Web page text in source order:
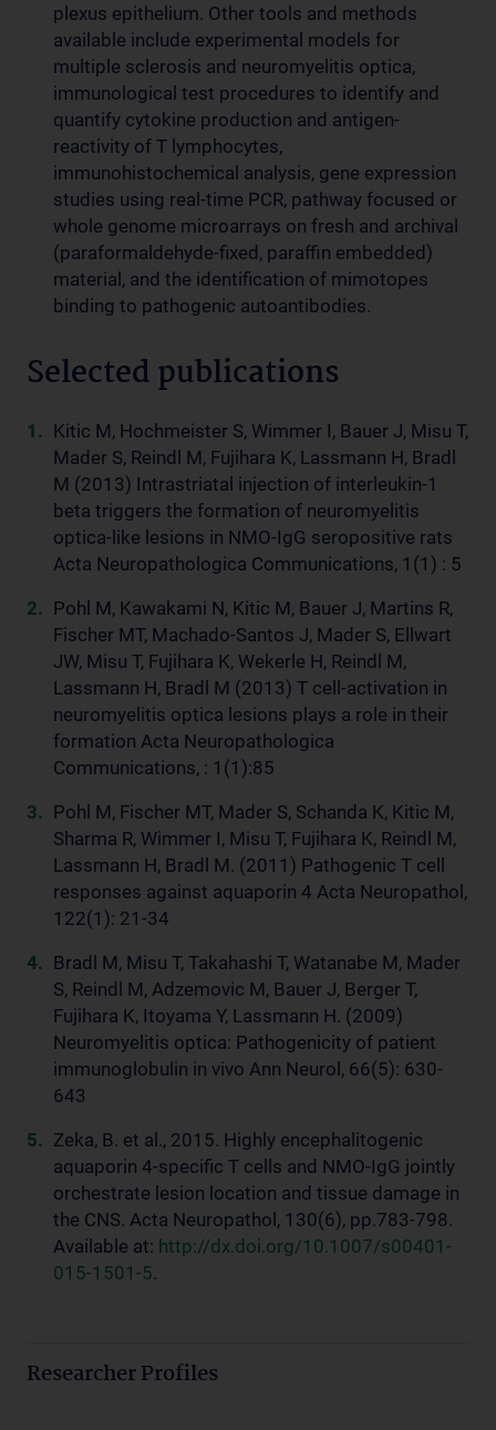
plexus epithelium. Other tools and methods
available include experimental models for
multiple sclerosis and neuromyelitis optica,
immunological test procedures to identify and
quantify cytokine production and antigen-
reactivity of T lymphocytes,
immunohistochemical analysis, gene expression
studies using real-time PCR, pathway focused or
whole genome microarrays on fresh and archival
(paraformaldehyde-fixed, paraffin embedded)
material, and the identification of mimotopes
binding to pathogenic autoantibodies.
Selected publications
Kitic M, Hochmeister S, Wimmer I, Bauer J, Misu T,
Mader S, Reindl M, Fujihara K, Lassmann H, Bradl
M (2013) Intrastriatal injection of interleukin-1
beta triggers the formation of neuromyelitis
optica-like lesions in NMO-IgG seropositive rats
Acta Neuropathologica Communications, 1(1) : 5
Pohl M, Kawakami N, Kitic M, Bauer J, Martins R,
Fischer MT, Machado-Santos J, Mader S, Ellwart
JW, Misu T, Fujihara K, Wekerle H, Reindl M,
Lassmann H, Bradl M (2013) T cell-activation in
neuromyelitis optica lesions plays a role in their
formation Acta Neuropathologica
Communications, : 1(1):85
Pohl M, Fischer MT, Mader S, Schanda K, Kitic M,
Sharma R, Wimmer I, Misu T, Fujihara K, Reindl M,
Lassmann H, Bradl M. (2011) Pathogenic T cell
responses against aquaporin 4 Acta Neuropathol,
122(1): 21-34
Bradl M, Misu T, Takahashi T, Watanabe M, Mader
S, Reindl M, Adzemovic M, Bauer J, Berger T,
Fujihara K, Itoyama Y, Lassmann H. (2009)
Neuromyelitis optica: Pathogenicity of patient
immunoglobulin in vivo Ann Neurol, 66(5): 630-
643
Zeka, B. et al., 2015. Highly encephalitogenic
aquaporin 4-specific T cells and NMO-IgG jointly
orchestrate lesion location and tissue damage in
the CNS. Acta Neuropathol, 130(6), pp.783-798.
Available at: http://dx.doi.org/10.1007/s00401-
015-1501-5.
Researcher Profiles